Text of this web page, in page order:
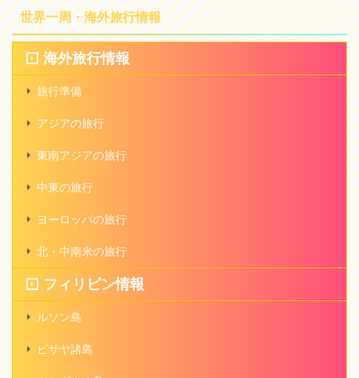
世界一周・海外旅行情報
海外旅行情報
旅行準備
アジアの旅行
東南アジアの旅行
中東の旅行
ヨーロッパの旅行
北・中南米の旅行
フィリピン情報
ルソン島
ビサヤ諸島